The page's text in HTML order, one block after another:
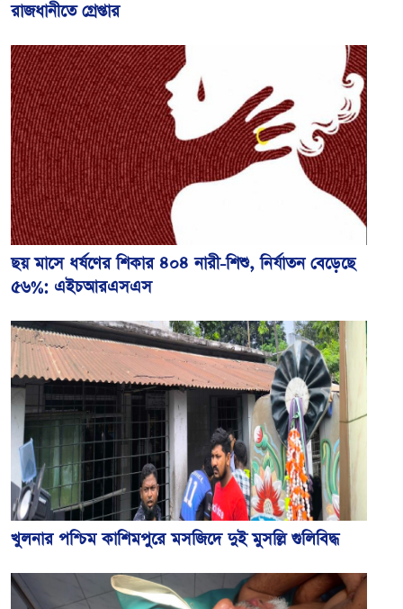
রাজধানীতে গ্রেপ্তার
ছয় মাসে ধর্ষণের শিকার ৪০৪ নারী-শিশু, নির্যাতন বেড়েছে
৫৬%: এইচআরএসএস
খুলনার পশ্চিম কাশিমপুরে মসজিদে দুই মুসল্লি গুলিবিদ্ধ